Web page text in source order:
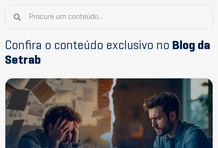
Confira o conteúdo exclusivo no Blog da
Setrab